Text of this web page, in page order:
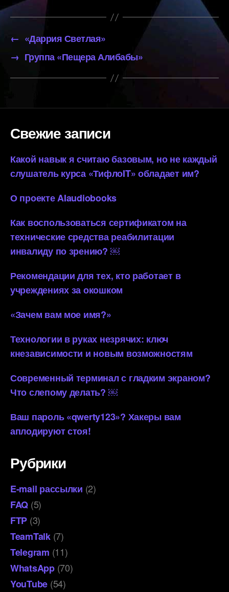
← «Даррия Светлая»
→ Группа «Пещера Алибабы»
Свежие записи
Какой навык я считаю базовым, но не каждый
слушатель курса «ТифлоIT» обладает им?
О проекте AIaudiobooks
Как воспользоваться сертификатом на
технические средства реабилитации
инвалиду по зрению? ￼
Рекомендации для тех, кто работает в
учреждениях за окошком
«Зачем вам мое имя?»
Технологии в руках незрячих: ключ
кнезависимости и новым возможностям
Современный терминал с гладким экраном?
Что слепому делать? ￼
Ваш пароль «qwerty123»? Хакеры вам
аплодируют стоя!
Рубрики
E-mail рассылки (2)
FAQ (5)
FTP (3)
TeamTalk(7)
Telegram (11)
WhatsApp(70)
YouTube (54)